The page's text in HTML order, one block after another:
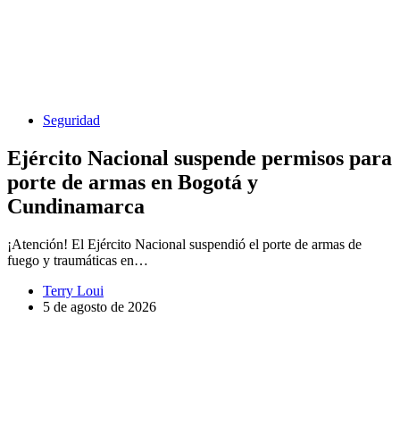
Seguridad
Ejército Nacional suspende permisos para
porte de armas en Bogotá y
Cundinamarca
¡Atención! El Ejército Nacional suspendió el porte de armas de
fuego y traumáticas en…
Terry Loui
5 de agosto de 2026